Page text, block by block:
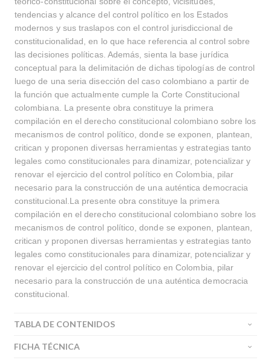
Buscar
tendencias y alcance del control político en los Estados
modernos y sus traslapos con el control jurisdiccional de
constitucionalidad, en lo que hace referencia al control sobre
las decisiones políticas. Además, sienta la base jurídica
conceptual para la delimitación de dichas tipologías de control
luego de una seria disección del caso colombiano a partir de
la función que actualmente cumple la Corte Constitucional
colombiana. La presente obra constituye la primera
compilación en el derecho constitucional colombiano sobre los
mecanismos de control político, donde se exponen, plantean,
critican y proponen diversas herramientas y estrategias tanto
legales como constitucionales para dinamizar, potencializar y
renovar el ejercicio del control político en Colombia, pilar
necesario para la construcción de una auténtica democracia
constitucional.La presente obra constituye la primera
compilación en el derecho constitucional colombiano sobre los
mecanismos de control político, donde se exponen, plantean,
critican y proponen diversas herramientas y estrategias tanto
legales como constitucionales para dinamizar, potencializar y
renovar el ejercicio del control político en Colombia, pilar
necesario para la construcción de una auténtica democracia
constitucional.
TABLA DE CONTENIDOS
FICHA TÉCNICA